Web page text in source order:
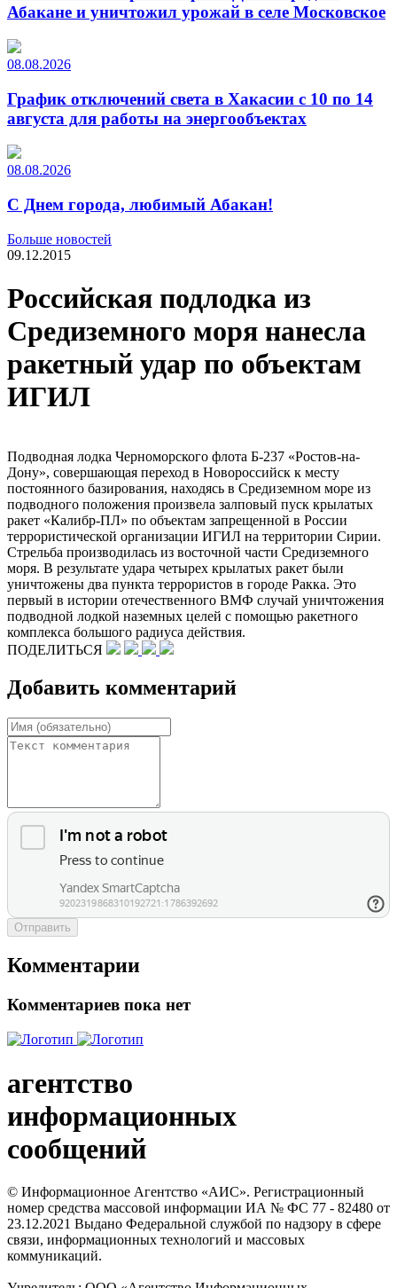
Абакане и уничтожил урожай в селе Московское
08.08.2026
График отключений света в Хакасии с 10 по 14
августа для работы на энергообъектах
08.08.2026
С Днем города, любимый Абакан!
Больше новостей
09.12.2015
Российская подлодка из
Средиземного моря нанесла
ракетный удар по объектам
ИГИЛ
Подводная лодка Черноморского флота Б-237 «Ростов-на-
Дону», совершающая переход в Новороссийск к месту
постоянного базирования, находясь в Средиземном море из
подводного положения произвела залповый пуск крылатых
ракет «Калибр-ПЛ» по объектам запрещенной в России
террористической организации ИГИЛ на территории Сирии.
Стрельба производилась из восточной части Средиземного
моря. В результате удара четырех крылатых ракет были
уничтожены два пункта террористов в городе Ракка. Это
первый в истории отечественного ВМФ случай уничтожения
подводной лодкой наземных целей с помощью ракетного
комплекса большого радиуса действия.
ПОДЕЛИТЬСЯ
Добавить комментарий
Отправить
Комментарии
Комментариев пока нет
агентство
информационных
сообщений
© Информационное Агентство «АИС». Регистрационный
номер средства массовой информации ИА № ФС 77 - 82480 от
23.12.2021 Выдано Федеральной службой по надзору в сфере
связи, информационных технологий и массовых
коммуникаций.